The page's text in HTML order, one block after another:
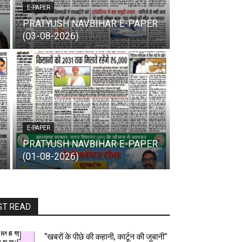
E-PAPER
PRATYUSH NAVBIHAR E-PAPER
(03-08-2026)
E-PAPER
PRATYUSH NAVBIHAR E-PAPER
(01-08-2026)
READ
“खबरों के पीछे की कहानी, कार्टून की जुबानी”